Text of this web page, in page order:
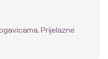
,Prijelazne